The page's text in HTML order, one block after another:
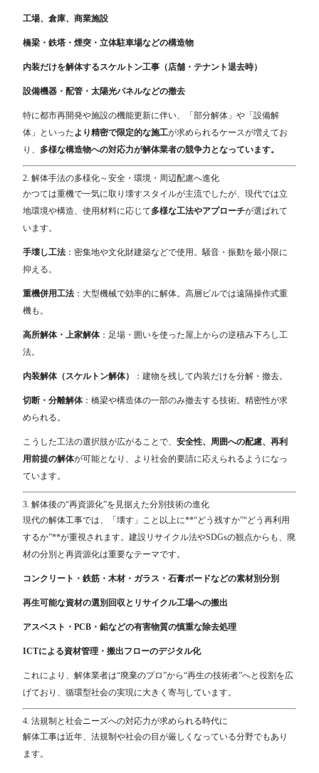
工場、倉庫、商業施設
橋梁・鉄塔・煙突・立体駐車場などの構造物
内装だけを解体するスケルトン工事（店舗・テナント退去時）
設備機器・配管・太陽光パネルなどの撤去
特に都市再開発や施設の機能更新に伴い、「部分解体」や「設備解
体」といった より精密で限定的な施工が求められるケースが増えてお
り、多様な構造物への対応力が解体業者の競争力となっています。
2. 解体手法の多様化～安全・環境・周辺配慮へ進化
かつては重機で一気に取り壊すスタイルが主流でしたが、現代では立
地環境や構造、使用材料に応じて多様な工法やアプローチが選ばれて
います。
手壊し工法 ：密集地や文化財建築などで使用。騒音・振動を最小限に
抑える。
重機併用工法 ：大型機械で効率的に解体。高層ビルでは遠隔操作式重
機も。
高所解体・上家解体：足場・囲いを使った屋上からの逆積み下ろし工
法。
内装解体（スケルトン解体） ：建物を残して内装だけを分解・撤去。
切断・分離解体：橋梁や構造体の一部のみ撤去する技術。精密性が求
められる。
こうした工法の選択肢が広がることで、安全性、周囲への配慮、再利
用前提の解体が可能となり、より社会的要請に応えられるようになっ
ています。
3. 解体後の“再資源化”を見据えた分別技術の進化
現代の解体工事では、「壊す」こと以上に**“どう残すか”“どう再利用
するか”**が重視されます。建設リサイクル法やSDGsの観点からも、廃
材の分別と再資源化は重要なテーマです。
コンクリート・鉄筋・木材・ガラス・石膏ボードなどの素材別分別
再生可能な資材の選別回収とリサイクル工場への搬出
アスベスト・PCB・鉛などの有害物質の慎重な除去処理
ICTによる資材管理・搬出フローのデジタル化
これにより、解体業者は“廃棄のプロ”から“再生の技術者”へと役割を広
げており、循環型社会の実現に大きく寄与しています。
4. 法規制と社会ニーズへの対応力が求められる時代に
解体工事は近年、法規制や社会の目が厳しくなっている分野でもあり
ます。